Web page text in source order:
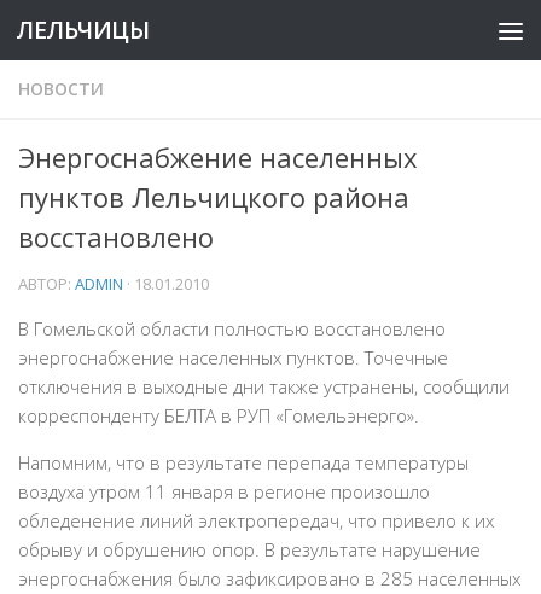
ЛЕЛЬЧИЦЫ
НОВОСТИ
Энергоснабжение населенных
пунктов Лельчицкого района
восстановлено
АВТОР: ADMIN · 18.01.2010
В Гомельской области полностью восстановлено
энергоснабжение населенных пунктов. Точечные
отключения в выходные дни также устранены, сообщили
корреспонденту БЕЛТА в РУП «Гомельэнерго».
Напомним, что в результате перепада температуры
воздуха утром 11 января в регионе произошло
обледенение линий электропередач, что привело к их
обрыву и обрушению опор. В результате нарушение
энергоснабжения было зафиксировано в 285 населенных